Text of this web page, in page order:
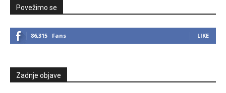
Povežimo se
86,315 Fans LIKE
Zadnje objave